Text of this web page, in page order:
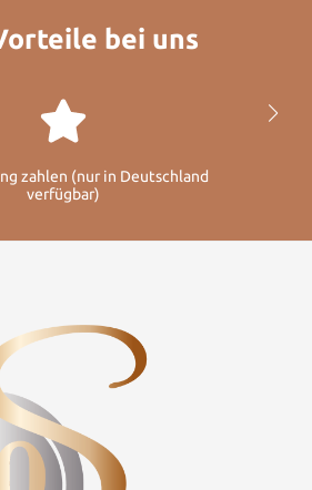
bei uns
zahlen (nur in Deutschland
verfügbar)